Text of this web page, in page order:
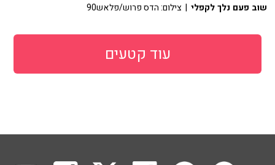
שוב פעם נלך לקפלי | צילום: הדס פרוש/פלאש90
עוד קטעים